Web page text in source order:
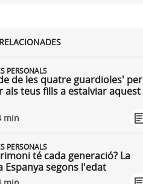
PERSONALS
de les quatre guardioles' per
als teus fills a estalviar aquest
min
PERSONALS
té cada generació? La
Espanya segons l'edat